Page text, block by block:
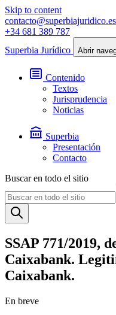
Skip to content
contacto@superbiajuridico.es
+34 681 389 787
Superbia Jurídico
Abrir
Contenido
Textos
Jurisprudencia
Noticias
Superbia
Presentación
Contacto
Buscar en todo el sitio
SSAP 771/2019,
Caixabank.
Caixabank.
En breve